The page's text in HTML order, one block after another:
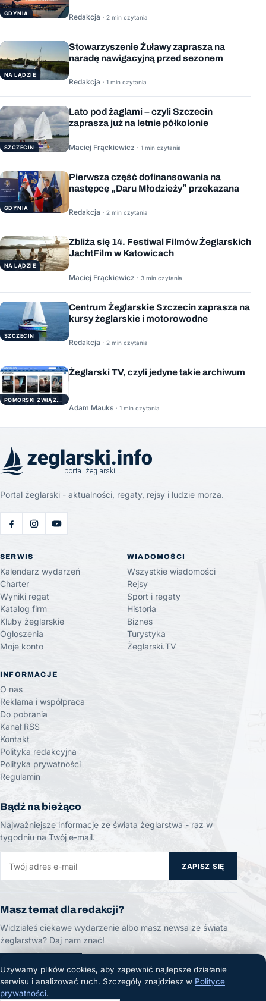
GDYNIA Redakcja · 2 min czytania
NA LĄDZIE
Stowarzyszenie Żuławy zaprasza na
naradę nawigacyjną przed sezonem
Redakcja · 1 min czytania
SZCZECIN
Lato pod żaglami – czyli Szczecin
zaprasza już na letnie półkolonie
Maciej Frąckiewicz · 1 min czytania
GDYNIA
Pierwsza część dofinansowania na
następcę „Daru Młodzieży” przekazana
Redakcja · 2 min czytania
NA LĄDZIE
Zbliża się 14. Festiwal Filmów Żeglarskich
JachtFilm w Katowicach
Maciej Frąckiewicz · 3 min czytania
SZCZECIN
Centrum Żeglarskie Szczecin zaprasza na
kursy żeglarskie i motorowodne
Redakcja · 2 min czytania
POMORSKI ZWIĄZEK ŻEGLARSKI
Żeglarski TV, czyli jedyne takie archiwum
Adam Mauks · 1 min czytania
Portal żeglarski - aktualności, regaty, rejsy i ludzie morza.
SERWIS
Kalendarz wydarzeń
Charter
Wyniki regat
Katalog firm
Kluby żeglarskie
Ogłoszenia
Moje konto
WIADOMOŚCI
Wszystkie wiadomości
Rejsy
Sport i regaty
Historia
Biznes
Turystyka
Żeglarski.TV
INFORMACJE
O nas
Reklama i współpraca
Do pobrania
Kanał RSS
Kontakt
Polityka redakcyjna
Polityka prywatności
Regulamin
Bądź na bieżąco
Najważniejsze informacje ze świata żeglarstwa - raz w
tygodniu na Twój e-mail.
ZAPISZ SIĘ
Masz temat dla redakcji?
Widziałeś ciekawe wydarzenie albo masz newsa ze świata
żeglarstwa? Daj nam znać!
ZGŁOŚ TEMAT
Używamy plików cookies, aby zapewnić najlepsze działanie
serwisu i analizować ruch. Szczegóły znajdziesz w Polityce
prywatności.